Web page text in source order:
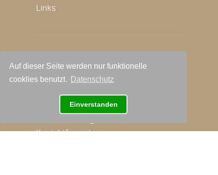
Auf dieser Seite werden nur funktionelle
cooklies benutzt.
Datenschutz
Einverstanden
Links
Kontakt
Kontaktformular